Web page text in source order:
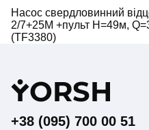
Насос свердловинний
2/7+25M +пульт Н=49м,
(TF3380)
YORSH
+38 (095) 700 00 51